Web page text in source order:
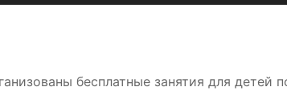
бесплатные занятия для детей